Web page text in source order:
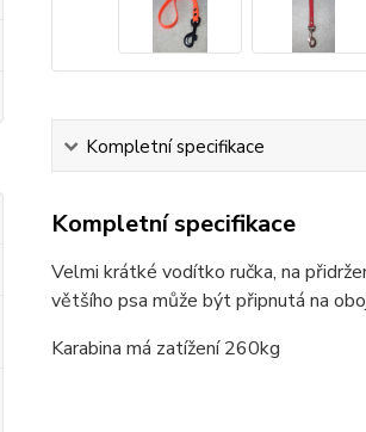
Kompletní specifikace
Kompletní specifikace
Velmi krátké vodítko ručka, na
většího psa může být připnutá na
Karabina má zatížení 260kg